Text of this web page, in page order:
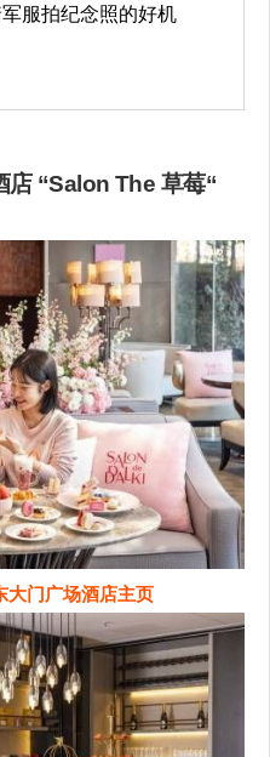
服拍纪念照的好机
店 “Salon The 草莓“
大门广场酒店主页